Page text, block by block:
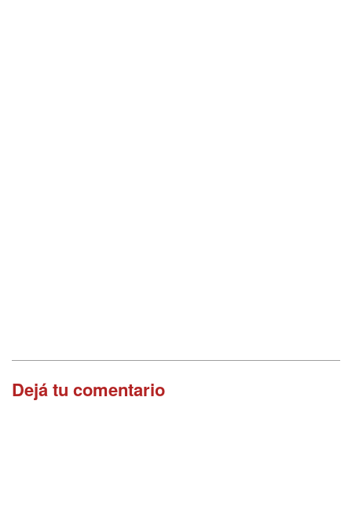
Dejá tu comentario